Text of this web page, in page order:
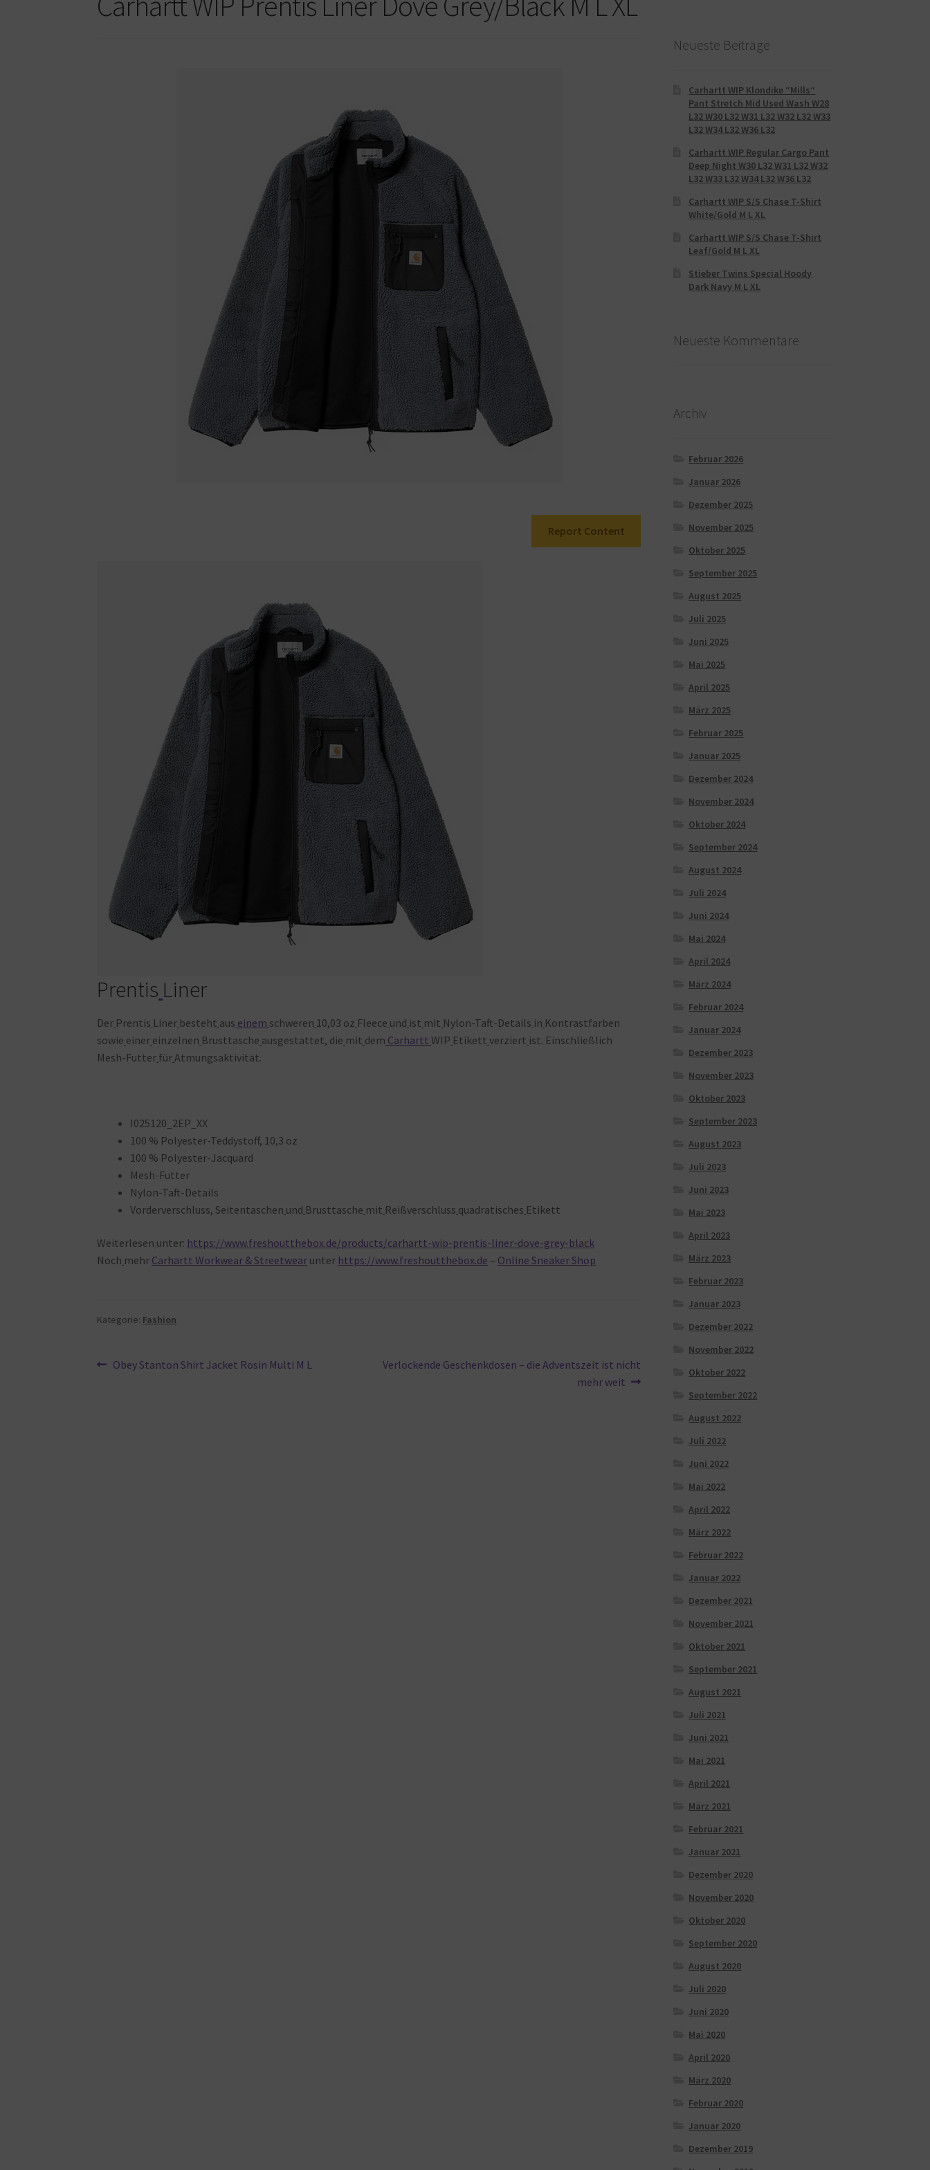
Report Content
Prentis Liner
Der Prentis Liner besteht aus einem schweren 10,03 oz Fleece und ist mit Nylon-Taft-Details in Kontrastfarben
sowie einer einzelnen Brusttasche ausgestattet, die mit dem Carhartt WIP Etikett verziert ist. Einschließlich
Mesh-Futter fürAtmungsaktivität.
I025120_2EP_XX
100 % Polyester-Teddystoff, 10,3 oz
100 % Polyester-Jacquard
Mesh-Futter
Nylon-Taft-Details
Vorderverschluss, Seitentaschen und Brusttasche mit Reißverschluss quadratisches Etikett
Weiterlesen unter: https://www.freshoutthebox.de/products/carhartt-wip-prentis-liner-dove-grey-black
Noch mehr Carhartt Workwear & Streetwear unter https://www.freshoutthebox.de – Online Sneaker Shop
Kategorie: Fashion
Beitragsnavigation
Vorheriger
Obey Stanton Shirt Jacket Rosin Multi M L
Nächster
Verlockende Geschenkdosen – die Adventszeit ist nicht
mehr weit
Neueste Beiträge
Carhartt WIP Klondike “Mills“
Pant Stretch Mid Used Wash W28
L32 W30 L32 W31 L32 W32 L32 W33
L32 W34 L32 W36 L32
Carhartt WIP Regular Cargo Pant
Deep Night W30 L32 W31 L32 W32
L32 W33 L32 W34 L32 W36 L32
Carhartt WIP S/S Chase T-Shirt
White/Gold M L XL
Carhartt WIP S/S Chase T-Shirt
Leaf/Gold M L XL
Stieber Twins Special Hoody
Dark Navy M L XL
Neueste Kommentare
Archiv
Februar 2026
Januar 2026
Dezember 2025
November 2025
Oktober 2025
September 2025
August 2025
Juli 2025
Juni 2025
Mai 2025
April 2025
März 2025
Februar 2025
Januar 2025
Dezember 2024
November 2024
Oktober 2024
September 2024
August 2024
Juli 2024
Juni 2024
Mai 2024
April 2024
März 2024
Februar 2024
Januar 2024
Dezember 2023
November 2023
Oktober 2023
September 2023
August 2023
Juli 2023
Juni 2023
Mai 2023
April 2023
März 2023
Februar 2023
Januar 2023
Dezember 2022
November 2022
Oktober 2022
September 2022
August 2022
Juli 2022
Juni 2022
Mai 2022
April 2022
März 2022
Februar 2022
Januar 2022
Dezember 2021
November 2021
Oktober 2021
September 2021
August 2021
Juli 2021
Juni 2021
Mai 2021
April 2021
März 2021
Februar 2021
Januar 2021
Dezember 2020
November 2020
Oktober 2020
September 2020
August 2020
Juli 2020
Juni 2020
Mai 2020
April 2020
März 2020
Februar 2020
Januar 2020
Dezember 2019